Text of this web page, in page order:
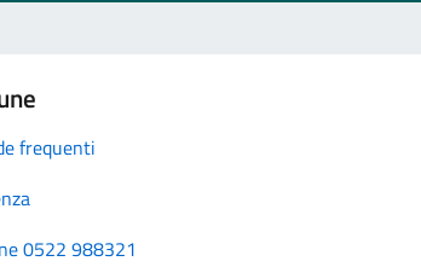
frequenti
0522 988321